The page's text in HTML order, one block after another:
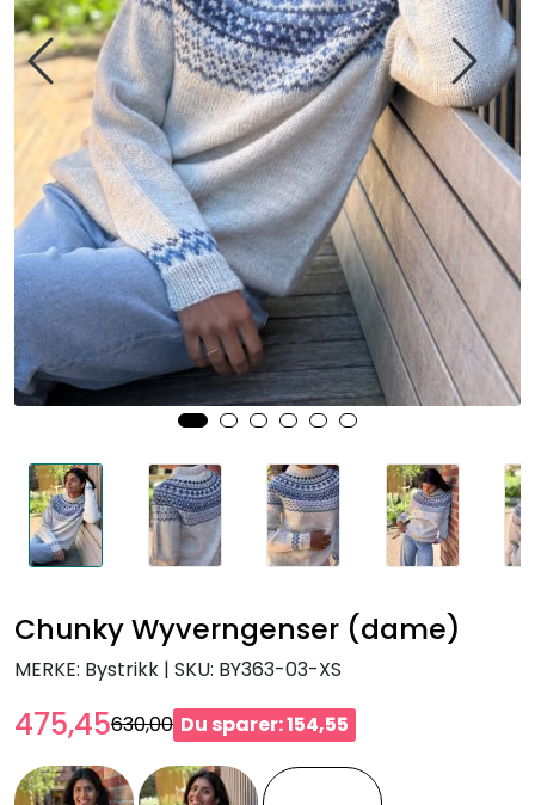
Chunky Wyverngenser (dame)
MERKE: Bystrikk | SKU: BY363-03-XS
475,45630,00 Du sparer: 154,55